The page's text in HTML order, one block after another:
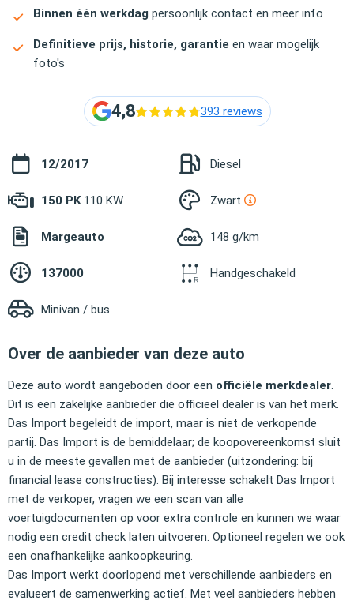
Binnen één werkdag persoonlijk contact en meer info
Definitieve prijs, historie, garantie en waar mogelijk
foto's
4,8 393 reviews
12/2017 Diesel
150 PK 110 KW Zwart
Margeauto 148 g/km
137000 Handgeschakeld
Minivan / bus
Over de aanbieder van deze auto
Deze auto wordt aangeboden door een officiële merkdealer
Dit is een zakelijke aanbieder die officieel dealer is van het merk.
Das Import begeleidt de import, maar is niet de verkopende
partij. Das Import is de bemiddelaar; de koopovereenkomst sluit
u in de meeste gevallen met de aanbieder (uitzondering: bij
financial lease constructies). Bij interesse schakelt Das Import
met de verkoper, vragen we een scan van alle
voertuigdocumenten op voor extra controle en kunnen we waar
nodig een credit check laten uitvoeren. Optioneel regelen we ook
een onafhankelijke aankoopkeuring.
Das Import werkt doorlopend met verschillende aanbieders en
evalueert de samenwerking actief. Met veel aanbieders hebben